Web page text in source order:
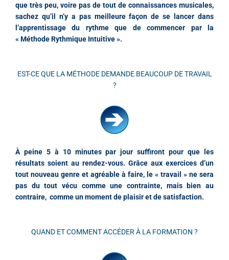
que très peu, voire pas de tout de connaissances musicales,
sachez qu’il n’y a pas meilleure façon de se lancer dans
l’apprentissage du rythme que de commencer par la
« Méthode Rythmique Intuitive ».
EST-CE QUE LA MÉTHODE DEMANDE BEAUCOUP DE TRAVAIL
?
À peine 5 à 10 minutes par jour suffiront pour que les
résultats soient au rendez-vous. Grâce aux exercices d’un
tout nouveau genre et agréable à faire, le « travail » ne sera
pas du tout vécu comme une contrainte, mais bien au
contraire, comme un moment de plaisir et de satisfaction.
QUAND ET COMMENT ACCÉDER À LA FORMATION ?